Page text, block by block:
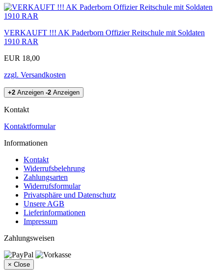
VERKAUFT !!! AK Paderborn Offizier Reitschule mit Soldaten
1910 RAR
EUR 18,00
zzgl. Versandkosten
+2 Anzeigen -2 Anzeigen
Kontakt
Kontaktformular
Informationen
Kontakt
Widerrufsbelehrung
Zahlungsarten
Widerrufsformular
Privatsphäre und Datenschutz
Unsere AGB
Lieferinformationen
Impressum
Zahlungsweisen
× Close